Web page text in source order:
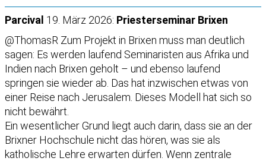
Parcival 19. März 2026: Priesterseminar Brixen
@ThomasR Zum Projekt in Brixen muss man deutlich
sagen: Es werden laufend Seminaristen aus Afrika und
Indien nach Brixen geholt – und ebenso laufend
springen sie wieder ab. Das hat inzwischen etwas von
einer Reise nach Jerusalem. Dieses Modell hat sich so
nicht bewährt.
Ein wesentlicher Grund liegt auch darin, dass sie an der
Brixner Hochschule nicht das hören, was sie als
katholische Lehre erwarten dürfen. Wenn zentrale